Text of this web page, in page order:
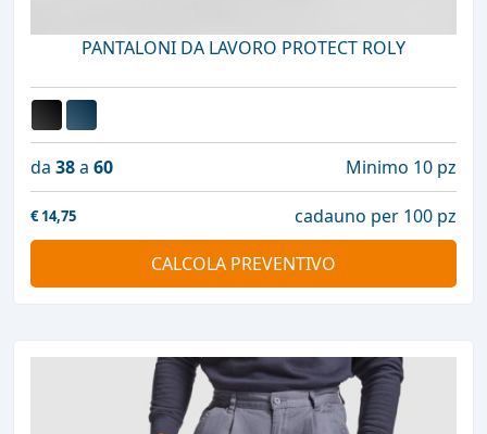
PANTALONI DA LAVORO PROTECT ROLY
da 38a 60 Minimo 10 pz
€ 14,75
cadauno per 100 pz
CALCOLA PREVENTIVO